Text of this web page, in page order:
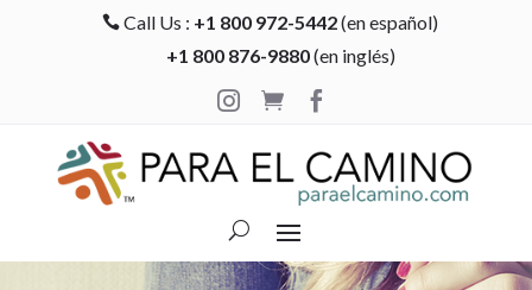
 Call Us : +1 800 972-5442(en español)
+1 800 876-9880(en inglés)

 